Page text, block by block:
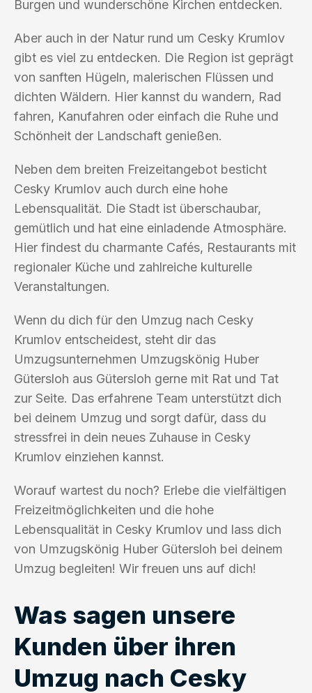
Burgen und wunderschöne Kirchen entdecken.
Aber auch in der Natur rund um Cesky Krumlov
gibt es viel zu entdecken. Die Region ist geprägt
von sanften Hügeln, malerischen Flüssen und
dichten Wäldern. Hier kannst du wandern, Rad
fahren, Kanufahren oder einfach die Ruhe und
Schönheit der Landschaft genießen.
Neben dem breiten Freizeitangebot besticht
Cesky Krumlov auch durch eine hohe
Lebensqualität. Die Stadt ist überschaubar,
gemütlich und hat eine einladende Atmosphäre.
Hier findest du charmante Cafés, Restaurants mit
regionaler Küche und zahlreiche kulturelle
Veranstaltungen.
Wenn du dich für den Umzug nach Cesky
Krumlov entscheidest, steht dir das
Umzugsunternehmen Umzugskönig Huber
Gütersloh aus Gütersloh gerne mit Rat und Tat
zur Seite. Das erfahrene Team unterstützt dich
bei deinem Umzug und sorgt dafür, dass du
stressfrei in dein neues Zuhause in Cesky
Krumlov einziehen kannst.
Worauf wartest du noch? Erlebe die vielfältigen
Freizeitmöglichkeiten und die hohe
Lebensqualität in Cesky Krumlov und lass dich
von Umzugskönig Huber Gütersloh bei deinem
Umzug begleiten! Wir freuen uns auf dich!
Was sagen unsere
Kunden über ihren
Umzug nach Cesky